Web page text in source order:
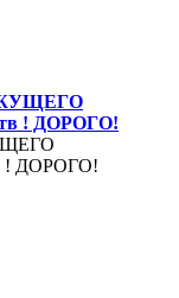
! ДОРОГО!
! ДОРОГО!